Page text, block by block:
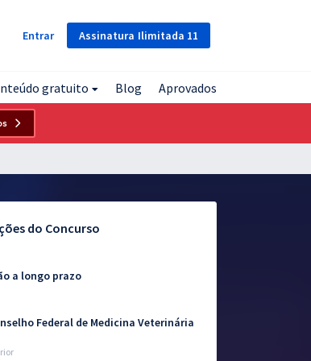
Assinatura Ilimitada 11
Entrar
gratuito Blog Aprovados
do Concurso
a longo prazo
Federal de Medicina Veterinária